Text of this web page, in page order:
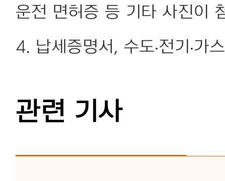
운전 면허증 등 기타 사진이
4. 납세증명서, 수도·전기·
관련 기사